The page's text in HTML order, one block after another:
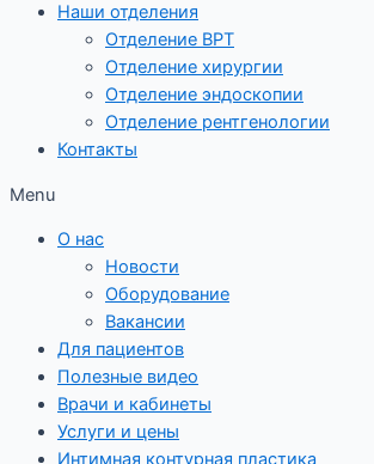
Наши отделения
Отделение ВРТ
Отделение хирургии
Отделение эндоскопии
Отделение рентгенологии
Контакты
Menu
О нас
Новости
Оборудование
Вакансии
Для пациентов
Полезные видео
Врачи и кабинеты
Услуги и цены